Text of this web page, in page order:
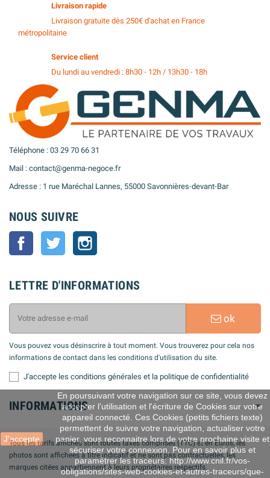
Livraison rapide
Livraison gratuite dès 250€ d'achat en France
métropolitaine
Service client
Du lundi au vendredi : 8h30 - 12h / 13h30 - 18h
Téléphone : 03 29 70 66 31
Mail : contact@genma-negoce.fr
Adresse : 1 rue Maréchal Lannes, 55000 Savonnières-devant-Bar
NOUS SUIVRE
Facebook Twitter
LETTRE D'INFORMATIONS
ok
Vous pouvez vous désinscrire à tout moment. Vous trouverez pour cela nos
informations de contact dans les conditions d'utilisation du site.
J'accepte les conditions générales et la politique de confidentialité
INFORMATIONS
J'accepte
En poursuivant votre navigation sur ce site, vous devez
accepter l’utilisation et l'écriture de Cookies sur votre
appareil connecté. Ces Cookies (petits fichiers texte)
permettent de suivre votre navigation, actualiser votre
panier, vous reconnaitre lors de votre prochaine visite et
sécuriser votre connexion. Pour en savoir plus et
paramétrer les traceurs: http://www.cnil.fr/vos-
obligations/sites-web-cookies-et-autres-traceurs/que-
Tous les tarifs affichés sont toutes taxes comprises (TTC) et en Euros, les
photos sont affichées à titre indicatif et ne sont pas contractuelles, les
marques citées appartiennent à leurs propriétaires respectifs.